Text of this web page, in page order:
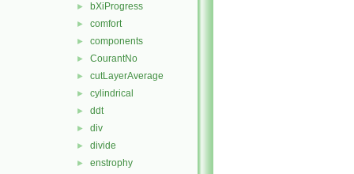
► bXiProgress
► comfort
► components
► CourantNo
► cutLayerAverage
► cylindrical
► ddt
► div
► divide
► enstrophy